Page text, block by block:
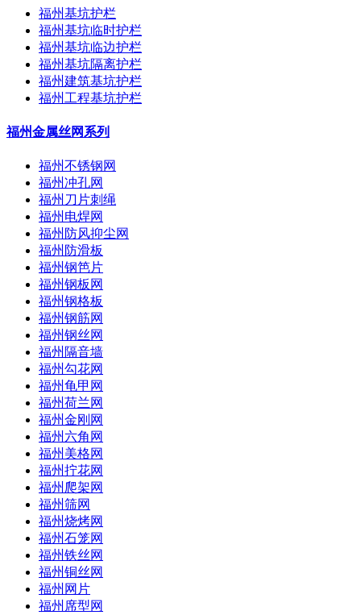
福州基坑护栏
福州基坑临时护栏
福州基坑临边护栏
福州基坑隔离护栏
福州建筑基坑护栏
福州工程基坑护栏
福州金属丝网系列
福州不锈钢网
福州冲孔网
福州刀片刺绳
福州电焊网
福州防风抑尘网
福州防滑板
福州钢笆片
福州钢板网
福州钢格板
福州钢筋网
福州钢丝网
福州隔音墙
福州勾花网
福州龟甲网
福州荷兰网
福州金刚网
福州六角网
福州美格网
福州拧花网
福州爬架网
福州筛网
福州烧烤网
福州石笼网
福州铁丝网
福州铜丝网
福州网片
福州席型网